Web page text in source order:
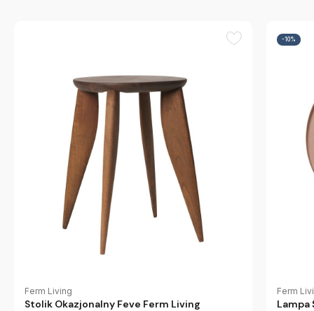
Ferm Living
Stolik Okazjonalny Feve Ferm Living
-10%
Ferm
Lampa